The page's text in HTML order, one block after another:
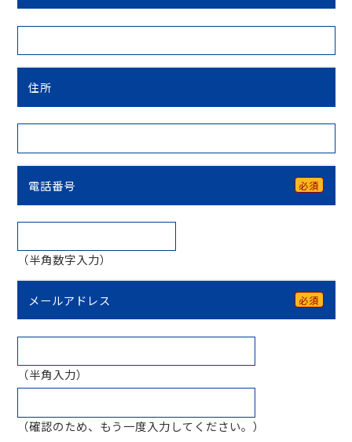
住所
電話番号 必須
（半角数字入力）
メールアドレス 必須
（半角入力）
（確認のため、もう一度入力してください。）